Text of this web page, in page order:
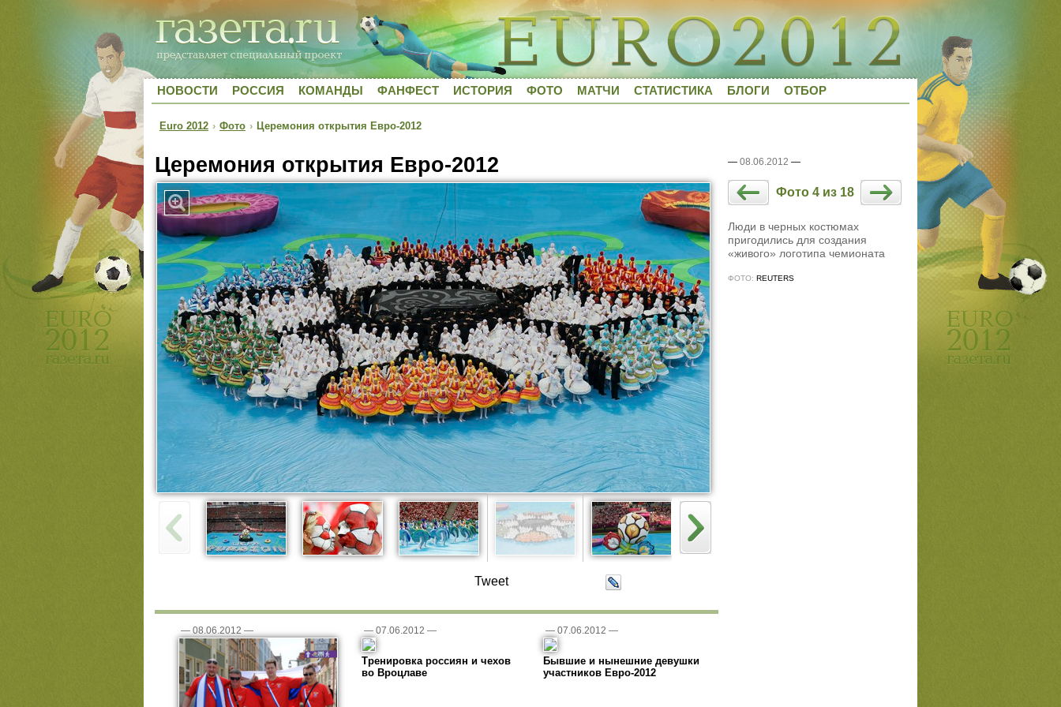
НОВОСТИ РОССИЯ КОМАНДЫ ФАНФЕСТ ИСТОРИЯ ФОТО МАТЧИ СТАТИСТИКА БЛОГИ ОТБОР
Euro 2012 › Фото › Церемония открытия Евро-2012
Церемония открытия Евро-2012
Tweet
— 08.06.2012 —
Фото 4 из 18
Люди в черных костюмах
пригодились для создания
«живого» логотипа чемионата
ФОТО: REUTERS
— 08.06.2012 — — 07.06.2012 —
Тренировка россиян и чехов
во Вроцлаве
— 07.06.2012 —
Бывшие и нынешние девушки
участников Евро-2012